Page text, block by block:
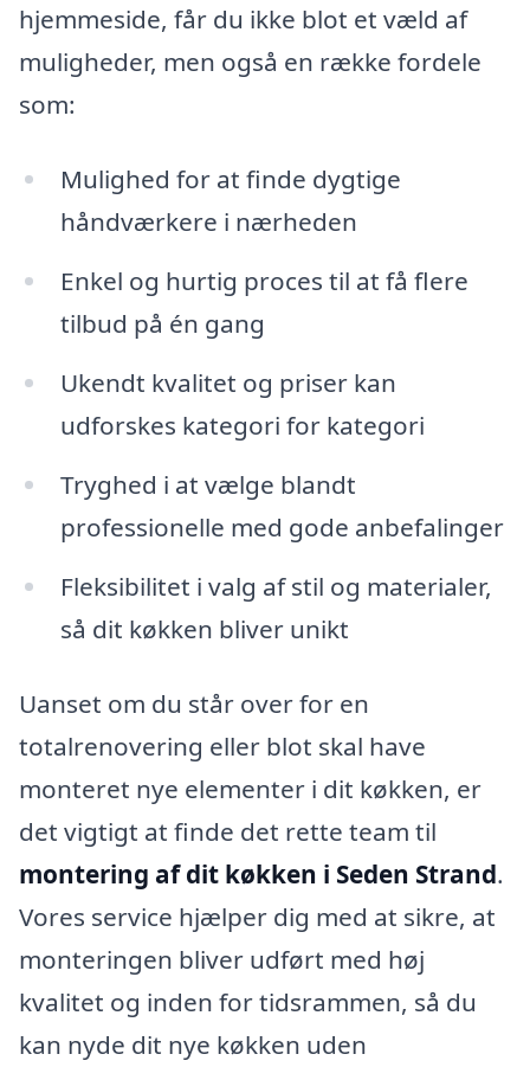
hjemmeside, får du ikke blot et væld af
muligheder, men også en række fordele
som:
Mulighed for at finde dygtige
håndværkere i nærheden
Enkel og hurtig proces til at få flere
tilbud på én gang
Ukendt kvalitet og priser kan
udforskes kategori for kategori
Tryghed i at vælge blandt
professionelle med gode anbefalinger
Fleksibilitet i valg af stil og materialer,
så dit køkken bliver unikt
Uanset om du står over for en
totalrenovering eller blot skal have
monteret nye elementer i dit køkken, er
det vigtigt at finde det rette team til
montering af dit køkken i Seden Strand.
Vores service hjælper dig med at sikre, at
monteringen bliver udført med høj
kvalitet og inden for tidsrammen, så du
kan nyde dit nye køkken uden